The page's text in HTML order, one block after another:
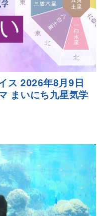
ス 2026年8月9日
まいにち九星気学